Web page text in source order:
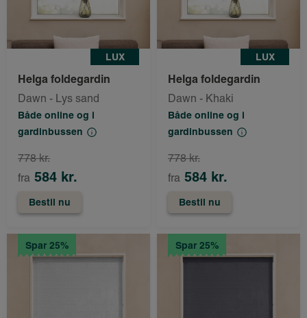
LUX
Helga foldegardin
Dawn - Lys sand
Både online og i
gardinbussen
fra 584 kr.
778 kr.
Bestil nu
LUX
Helga foldegardin
Dawn - Khaki
Både online og i
gardinbussen
fra 584 kr.
778 kr.
Bestil nu
Spar 25% Spar 25%